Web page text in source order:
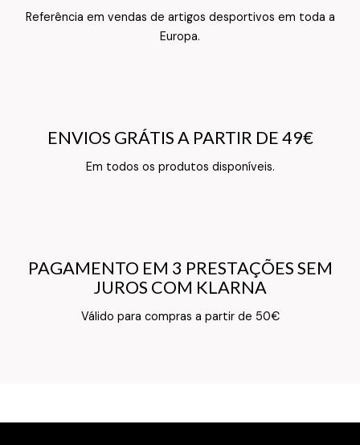
Referência em vendas de artigos desportivos em toda a
Europa.
Texto do Verso do Cartão de Informação
ENVIOS GRÁTIS A PARTIR DE 49€
Em todos os produtos disponíveis.
ENVIOS GRÁTIS A PARTIR DE 49€
Texto do Verso do Cartão de Informação
PAGAMENTO EM 3 PRESTAÇÕES SEM
JUROS COM KLARNA
Válido para compras a partir de 50€
PAGAMENTO EM 3 PRESTAÇÕES SEM
JUROS COM KLARNA
Texto do Verso do Cartão de Informação